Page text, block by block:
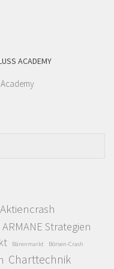
ACADEMY
Aktiencrash
ARMANE Strategien
Bärenmarkt Börsen-Crash
Charttechnik